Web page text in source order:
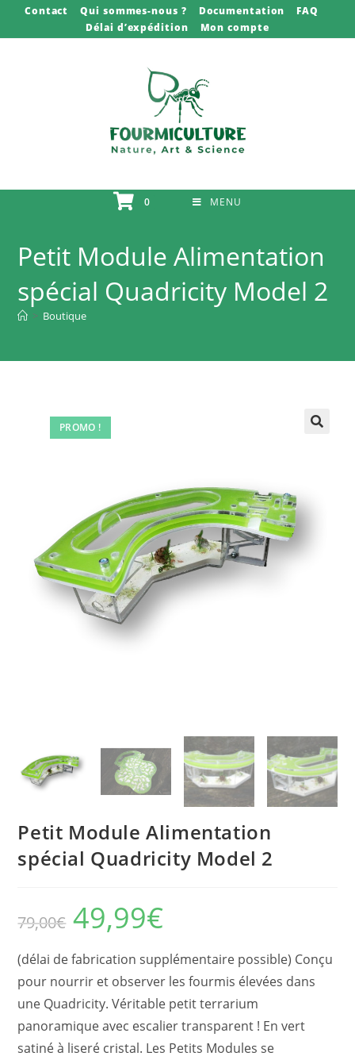
Contact Qui sommes-nous ? Documentation
FAQ
Délai d’expédition
Mon compte
0 MENU
Petit Module Alimentation
spécial Quadricity Model 2
> Boutique
PROMO !
Petit Module Alimentation
spécial Quadricity Model 2
79,00€
Le
prix
initial
79,00€.
49,99€
49,99€.
(délai de fabrication supplémentaire possible) Conçu
pour nourrir et observer les fourmis élevées dans
une Quadricity. Véritable petit terrarium
panoramique avec escalier transparent ! En vert
satiné à liseré cristal. Les Petits Modules se